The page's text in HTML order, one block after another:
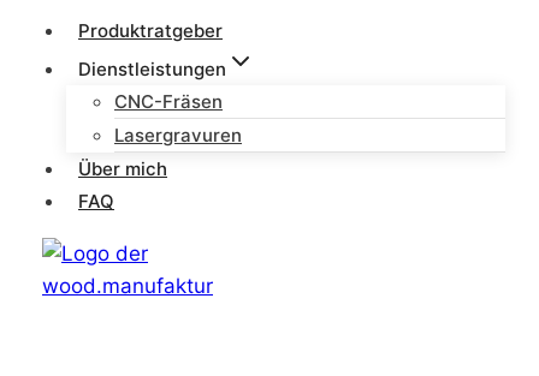
Produktratgeber
Dienstleistungen
CNC-Fräsen
Lasergravuren
Über mich
FAQ